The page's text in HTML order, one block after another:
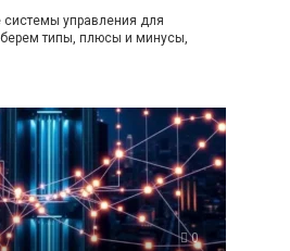
системы управления для
типы, плюсы и минусы,
0